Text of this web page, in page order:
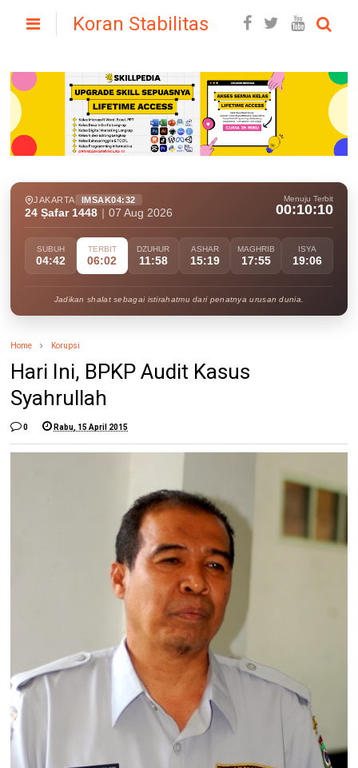
Koran Stabilitas
JAKARTA IMSAK04:32
24 Ṣafar 1448 07 Aug 2026
Menuju Terbit
00:10:08
SUBUH
04:42
TERBIT
06:02
DZUHUR
11:58
ASHAR
15:19
MAGHRIB
17:55
ISYA
19:06
Jadikan shalat sebagai istirahatmu dari penatnya urusan dunia.
Home Korupsi
Hari Ini, BPKP Audit Kasus
Syahrullah
0 Rabu, 15 April 2015